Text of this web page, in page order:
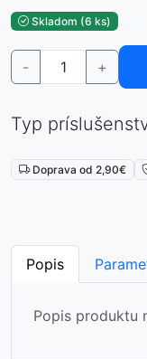
Skladom (6 ks)
- +
Typ
Doprava od 2,90€
Popis
Popis produktu